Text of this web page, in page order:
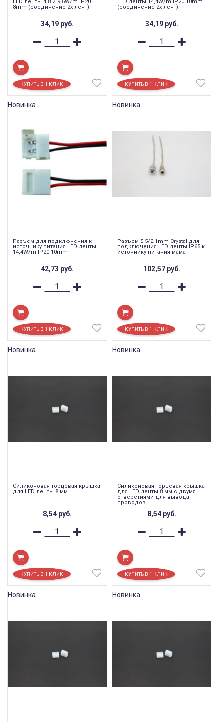
LED ленты 4,8 и 9,6W/m IP20
8mm (соединение 2х лент)
34,19 руб.
LED ленты 14,4W/m IP20 10mm
(соединение 2х лент)
34,19 руб.
Разъем для подключения к
источнику питания LED ленты
14,4W/m IP20 10mm
42,73 руб.
Новинка
Разъем 5.5/2.1mm Crystal для
подключения LED ленты IP65 к
источнику питания мама
102,57 руб.
Новинка
Силиконовая торцевая крышка
для LED ленты 8 мм
8,54 руб.
Новинка
Силиконовая торцевая крышка
для LED ленты 8 мм с двумя
отверстиями для вывода
проводов
8,54 руб.
Новинка
Новинка Новинка